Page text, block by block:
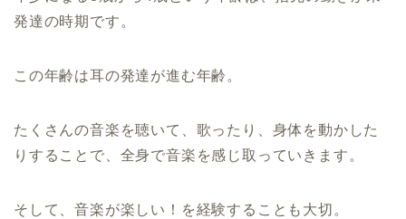
発達の時期です。
この年齢は耳の発達が進む年齢。
たくさんの音楽を聴いて、歌ったり、身体を動かした
りすることで、全身で音楽を感じ取っていきます。
そして、音楽が楽しい！を経験することも大切。